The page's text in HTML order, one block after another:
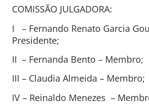
COMISSÃO JULGADORA:
I – Fernando Renato Garcia
Presidente;
II – Fernanda Bento – Membro;
III – Claudia Almeida – Membro;
IV – Reinaldo Menezes –